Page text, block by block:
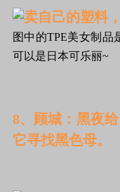
图中的TPE美女制品
可以是日本可乐丽~
8、顾城：黑夜
它寻找黑色母。